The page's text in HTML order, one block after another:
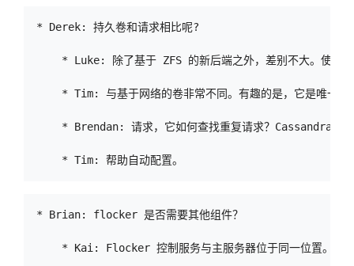
* Derek: 持久卷和请求相比呢?
* Luke: 除了基于 ZFS 的新后端之外，差别不大。使工
* Tim: 与基于网络的卷非常不同。有趣的是，它是唯一允
* Brendan: 请求，它如何查找重复请求？Cassandra 希
* Brian: flocker 是否需要其他组件？
* Kai: Flocker 控制服务与主服务器位于同一位置。